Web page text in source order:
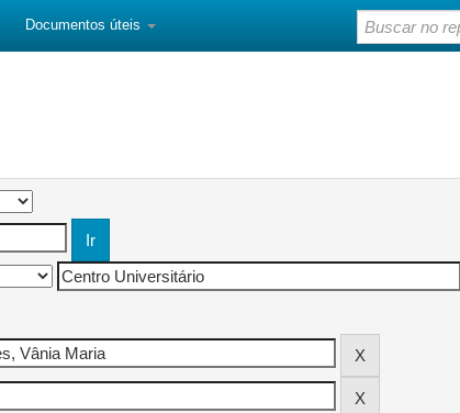
Documentos úteis